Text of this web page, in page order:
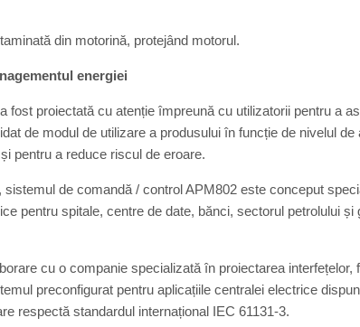
din motorină, protejând motorul.
energiei
fost proiectată cu atenție împreună cu utilizatorii pentru a
de modul de utilizare a produsului în funcție de nivelul
pentru a reduce riscul de eroare.
de comandă / control APM802 este conceput
pentru spitale, centre de date, bănci, sectorul petrolului și
cu o companie specializată în proiectarea interfețelor,
preconfigurat pentru aplicațiile centralei electrice
respectă standardul internațional IEC 61131-3.